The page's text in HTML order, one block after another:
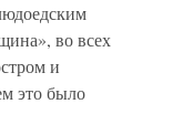
во всех
и
это было